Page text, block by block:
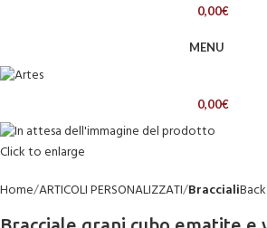
0,00€
MENU
0,00€
Click to enlarge
Home ARTICOLI PERSONALIZZATI Bracciali